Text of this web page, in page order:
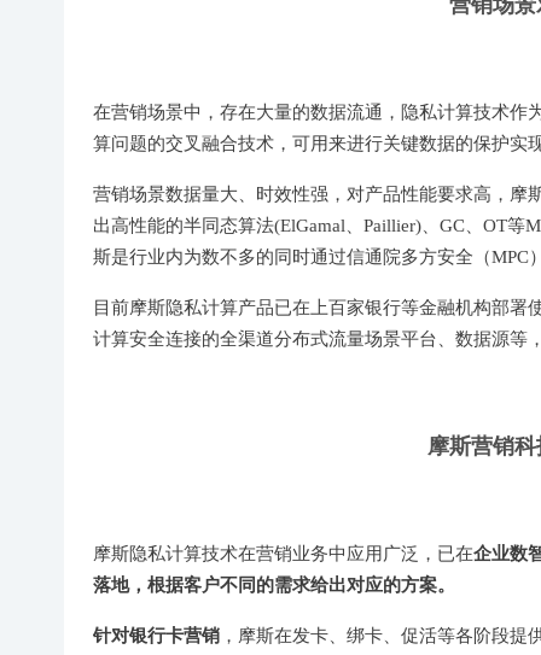
在营销场景中，存在大量的数据流通，隐私计算技术作
算问题的交叉融合技术，可用来进行关键数据的保护实
营销场景数据量大、时效性强，对产品性能要求高，摩
出高性能的半同态算法(ElGamal、Paillier)、GC、OT
斯是行业内为数不多的同时通过信通院多方安全（
目前摩斯隐私计算产品已在上百家银行等金融机构部
计算安全连接的全渠道分布式流量场景平台、数据源等
摩斯营销
摩斯隐私计算技术在营销业务中应用广泛，已在企业数
落地，根据客户不同的需求给出对应的方案。
针对银行卡营销，摩斯在发卡、绑卡、促活等各阶段提